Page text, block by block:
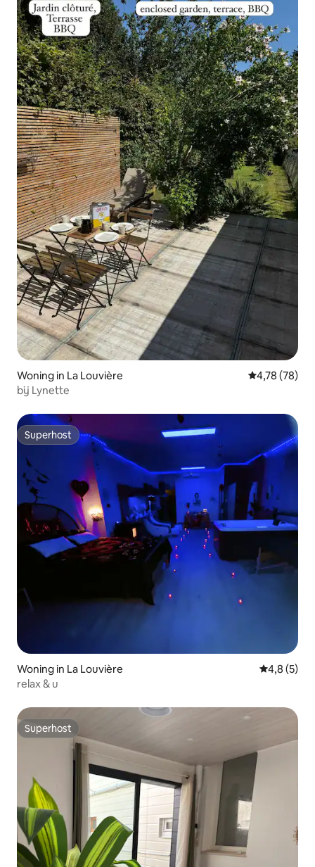
Woning in La Louvière Gemiddelde
4,78 (78)
bij Lynette
Superhost
Superhost
Woning in La Louvière
4,8 (5)
relax & u
Superhost
Superhost